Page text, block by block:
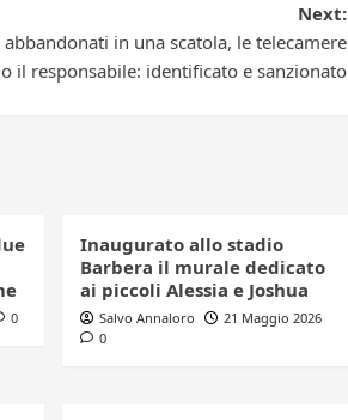
Next:
abbandonati in una scatola, le telecamere
il responsabile: identificato e sanzionato
0
Inaugurato allo stadio
Barbera il murale dedicato
ai piccoli Alessia e Joshua
Salvo Annaloro
21 Maggio 2026
0